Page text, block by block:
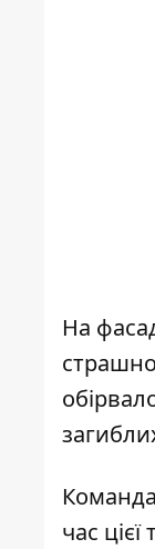
На
час цієї